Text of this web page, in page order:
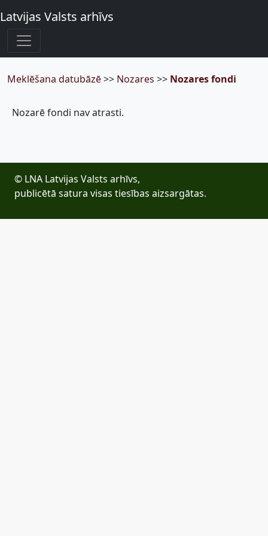
Latvijas Valsts arhīvs
Meklēšana datubāzē>> Nozares >> Nozares fondi
Nozarē fondi nav atrasti.
© LNA Latvijas Valsts arhīvs,
publicētā satura visas tiesības aizsargātas.